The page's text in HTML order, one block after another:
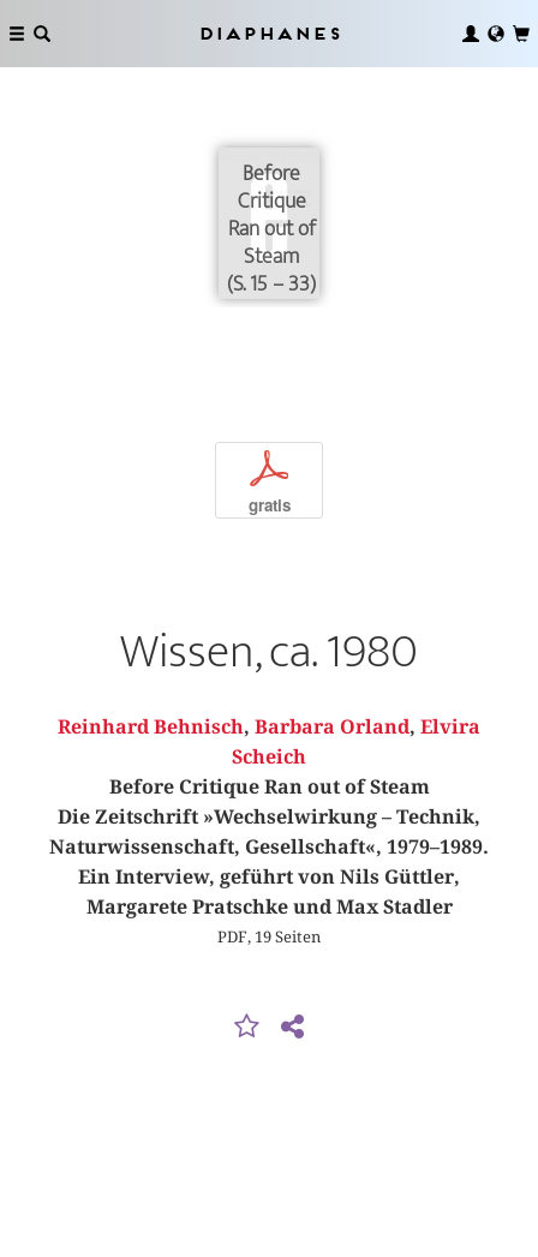
Diaphanes
Before
Critique
Ran out of
Steam
(S. 15 – 33)
p
gratis
Wissen, ca. 1980
Reinhard Behnisch, Barbara Orland, Elvira
Scheich
Before Critique Ran out of Steam
Die Zeitschrift »Wechselwirkung – Technik,
Naturwissenschaft, Gesellschaft«, 1979–1989.
Ein Interview, geführt von Nils Güttler,
Margarete Pratschke und Max Stadler
PDF, 19 Seiten